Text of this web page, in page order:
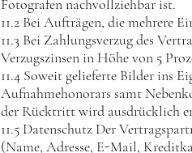
Fotografen nachvollziehbar ist.
11.2 Bei Aufträgen, die mehrere
11.3 Bei Zahlungsverzug des
Verzugszinsen in Höhe von 5
11.4 Soweit gelieferte Bilder ins
Aufnahmehonorars samt
der Rücktritt wird ausdrücklich
11.5 Datenschutz Der
(Name, Adresse, E-Mail,